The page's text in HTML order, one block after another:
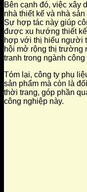
Bên cạnh đó, việc xây
nhà thiết kế và nhà
Sự hợp tác này giúp
được xu hướng thiết
hợp với thị hiếu người
hội mở rộng thị trường
tranh trong ngành
Tóm lại, công ty phụ
sản phẩm mà còn là
thời trang, góp phần
công nghiệp này.